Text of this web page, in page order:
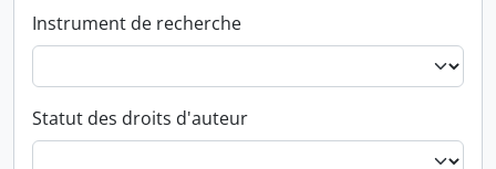
Instrument de recherche
Statut des droits d'auteur